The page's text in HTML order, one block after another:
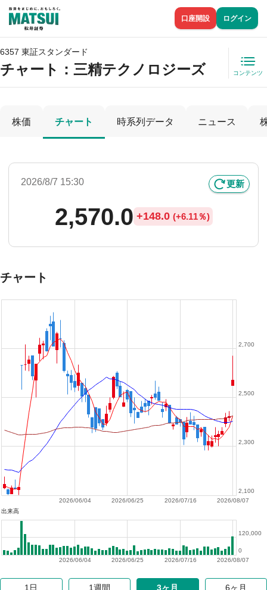
口座開設 ログイン
6357 東証スタンダード
チャート： 三精テクノロジーズ コンテンツ
株価 チャート 時系列データ ニュース
2026/8/7 15:30 更新
2,570.0 +148.0 (+6.11％)
チャート
2026/08/07
2026/07/16
2026/06/25
2026/06/04
2,100
2,300
2,500
2,700
出来高
2026/08/07
2026/07/16
2026/06/25
2026/06/04
0
120,000
1日 1週間 3ヶ月 6ヶ月